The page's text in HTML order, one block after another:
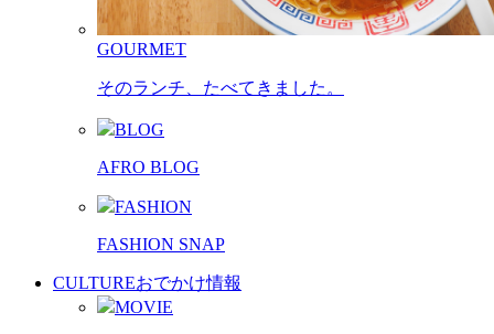
GOURMET
そのランチ、たべてきました。
BLOG
AFRO BLOG
FASHION
FASHION SNAP
CULTUREおでかけ情報
MOVIE